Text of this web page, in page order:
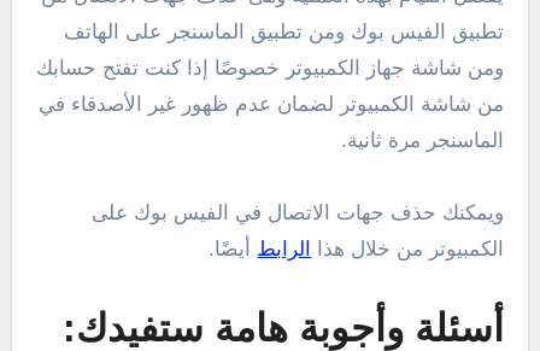
تطبيق الفيس بوك ومن تطبيق الماسنجر على الهاتف
ومن شاشة جهاز الكمبيوتر خصوصًا إذا كنت تفتح حسابك
من شاشة الكمبيوتر لضمان عدم ظهور غير الأصدقاء في
الماسنجر مرة ثانية.
ويمكنك حذف جهات الاتصال في الفيس بوك على
الكمبيوتر من خلال هذا
الرابط أيضًا.
أسئلة وأجوبة هامة ستفيدك: